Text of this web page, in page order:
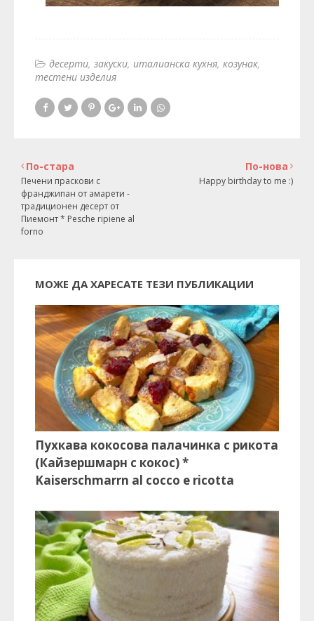
десерти закуски италианска кухня козунак
тестени изделия
По-нова
Happy birthday to me :)
По-стара
Печени праскови с
франджипан от амарети -
традиционен десерт от
Пиемонт * Pesche ripiene al
forno
МОЖЕ ДА ХАРЕСАТЕ ТЕЗИ ПУБЛИКАЦИИ
Пухкава кокосова палачинка с рикота
(Кайзершмарн с кокос) *
Kaiserschmarrn al cocco e ricotta